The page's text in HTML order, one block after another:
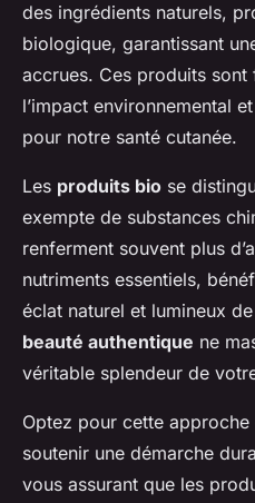
des ingrédients naturels,
biologique, garantissant
accrues. Ces produits
l’impact environnemental
pour notre santé cutanée.
Les produits bio se
exempte de substances
renferment souvent plus
nutriments essentiels,
éclat naturel et lumineux
beauté authentique ne
véritable splendeur de
Optez pour cette
soutenir une démarche
vous assurant que les